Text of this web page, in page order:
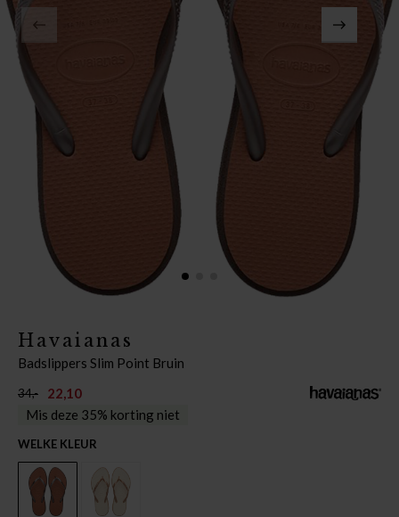
Havaianas
Badslippers Slim Point Bruin
34,-
22,10
Mis deze 35% korting niet
WELKE KLEUR